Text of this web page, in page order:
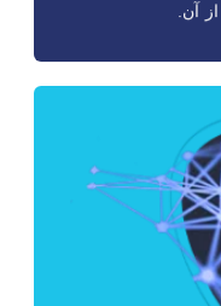
آن.